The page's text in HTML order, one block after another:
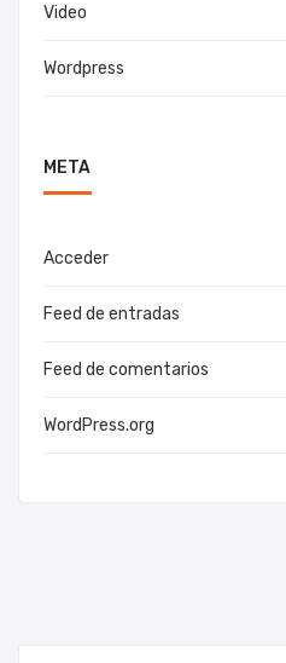
Video
Wordpress
META
Acceder
Feed de entradas
Feed de comentarios
WordPress.org